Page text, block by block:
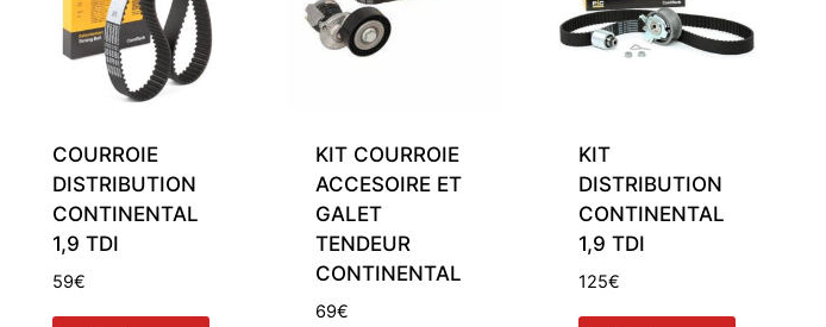
COURROIE
DISTRIBUTION
CONTINENTAL
1,9 TDI
59€
KIT COURROIE
ACCESOIRE ET
GALET
TENDEUR
CONTINENTAL
69€
KIT
DISTRIBUTION
CONTINENTAL
1,9 TDI
125€